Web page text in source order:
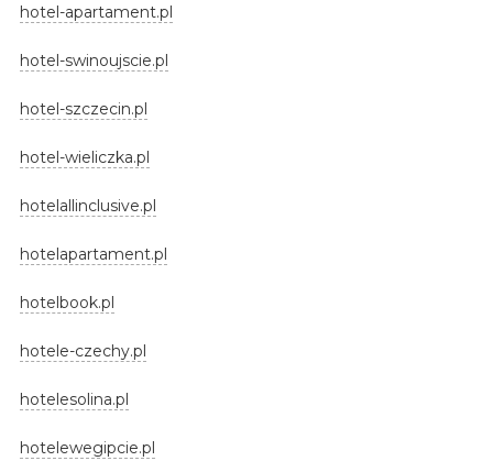
hotel-apartament.pl
hotel-swinoujscie.pl
hotel-szczecin.pl
hotel-wieliczka.pl
hotelallinclusive.pl
hotelapartament.pl
hotelbook.pl
hotele-czechy.pl
hotelesolina.pl
hotelewegipcie.pl